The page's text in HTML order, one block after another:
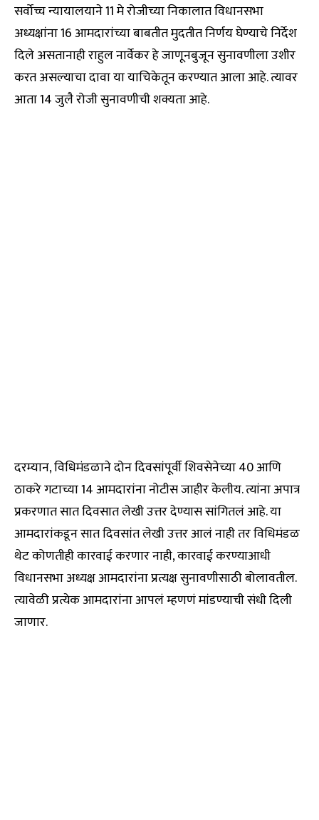
सर्वोच्च न्यायालयाने 11 मे रोजीच्या निकालात विधानसभा
अध्यक्षांना 16 आमदारांच्या बाबतीत मुदतीत निर्णय घेण्याचे निर्देश
दिले असतानाही राहुल नार्वेकर हे जाणूनबुजून सुनावणीला उशीर
करत असल्याचा दावा या याचिकेतून करण्यात आला आहे. त्यावर
आता 14 जुलै रोजी सुनावणीची शक्यता आहे.
दरम्यान, विधिमंडळाने दोन दिवसांपूर्वी शिवसेनेच्या 40 आणि
ठाकरे गटाच्या 14 आमदारांना नोटीस जाहीर केलीय. त्यांना अपात्र
प्रकरणात सात दिवसात लेखी उत्तर देण्यास सांगितलं आहे. या
आमदारांकडून सात दिवसांत लेखी उत्तर आलं नाही तर विधिमंडळ
थेट कोणतीही कारवाई करणार नाही, कारवाई करण्याआधी
विधानसभा अध्यक्ष आमदारांना प्रत्यक्ष सुनावणीसाठी बोलावतील.
त्यावेळी प्रत्येक आमदारांना आपलं म्हणणं मांडण्याची संधी दिली
जाणार.